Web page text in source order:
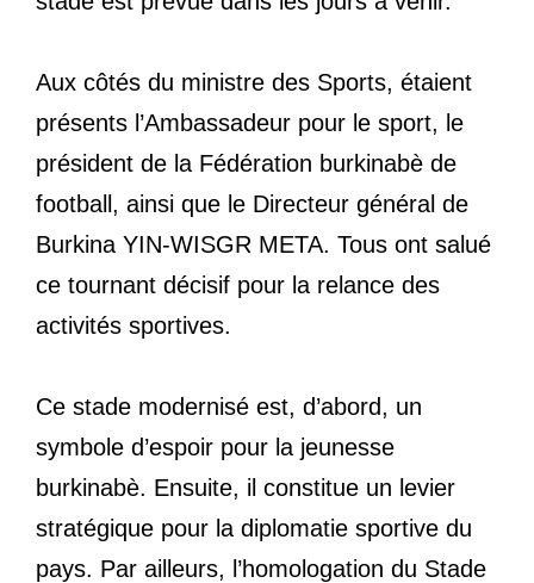
Aux côtés du ministre des Sports, étaient
présents l’Ambassadeur pour le sport, le
président de la Fédération burkinabè de
football, ainsi que le Directeur général de
Burkina YIN-WISGR META. Tous ont salué
ce tournant décisif pour la relance des
activités sportives.
Ce stade modernisé est, d’abord, un
symbole d’espoir pour la jeunesse
burkinabè. Ensuite, il constitue un levier
stratégique pour la diplomatie sportive du
pays. Par ailleurs, l’homologation du Stade